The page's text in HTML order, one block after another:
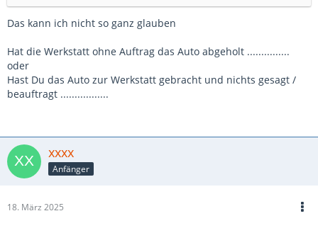
Das kann ich nicht so ganz glauben
Hat die Werkstatt ohne Auftrag das Auto abgeholt ...............
oder
Hast Du das Auto zur Werkstatt gebracht und nichts gesagt /
beauftragt .................
xxxx
Anfänger
18. März 2025